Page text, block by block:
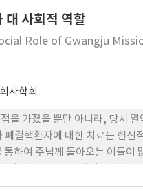
를 통한 시민운동의 부상, 민
다원주의적 경향의 대두 등의
하였다. 탈민족주의적 입장에
의 길항적 관계를 검토한다.
대 사회적 역할
Role of Gwangju
사학회
을 가졌을 뿐만 아니라, 당시
결핵환자에 대한 치료는 헌신
하여 주님께 돌아오는 이들이
역으로 확대되었다. 또한 치료